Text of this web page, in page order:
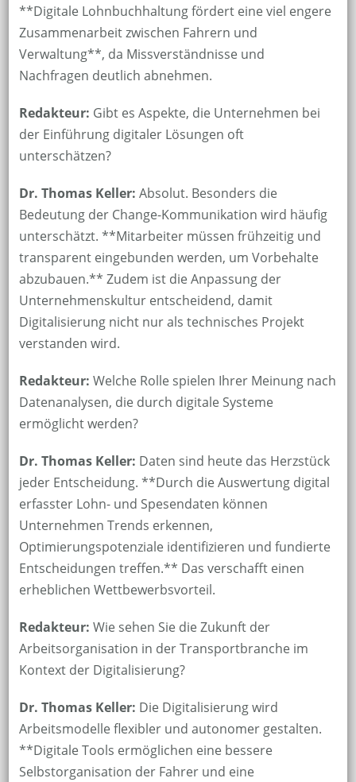
**Digitale Lohnbuchhaltung fördert eine viel engere
Zusammenarbeit zwischen Fahrern und
Verwaltung**, da Missverständnisse und
Nachfragen deutlich abnehmen.
Redakteur: Gibt es Aspekte, die Unternehmen bei
der Einführung digitaler Lösungen oft
unterschätzen?
Dr. Thomas Keller: Absolut. Besonders die
Bedeutung der Change-Kommunikation wird häufig
unterschätzt. **Mitarbeiter müssen frühzeitig und
transparent eingebunden werden, um Vorbehalte
abzubauen.** Zudem ist die Anpassung der
Unternehmenskultur entscheidend, damit
Digitalisierung nicht nur als technisches Projekt
verstanden wird.
Redakteur: Welche Rolle spielen Ihrer Meinung nach
Datenanalysen, die durch digitale Systeme
ermöglicht werden?
Dr. Thomas Keller: Daten sind heute das Herzstück
jeder Entscheidung. **Durch die Auswertung digital
erfasster Lohn- und Spesendaten können
Unternehmen Trends erkennen,
Optimierungspotenziale identifizieren und fundierte
Entscheidungen treffen.** Das verschafft einen
erheblichen Wettbewerbsvorteil.
Redakteur: Wie sehen Sie die Zukunft der
Arbeitsorganisation in der Transportbranche im
Kontext der Digitalisierung?
Dr. Thomas Keller: Die Digitalisierung wird
Arbeitsmodelle flexibler und autonomer gestalten.
**Digitale Tools ermöglichen eine bessere
Selbstorganisation der Fahrer und eine